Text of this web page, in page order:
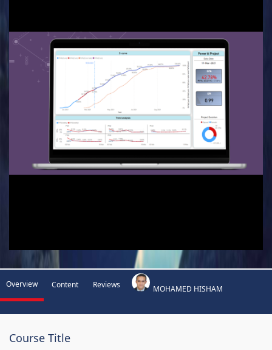
Overview Content Reviews MOHAMED HISHAM
Course Title